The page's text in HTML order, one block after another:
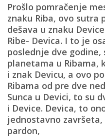
Prošlo pomračenje
znaku Riba, ovo sutra
dešava u znaku
Ribe- Devica. I to je
poslednje dve godine,
planetama u Ribama,
i znak Devicu, a ovo
Ribama od pre dve
Sunca u Devici, to su
i Device. Devica, to
jednostavno
pardon,